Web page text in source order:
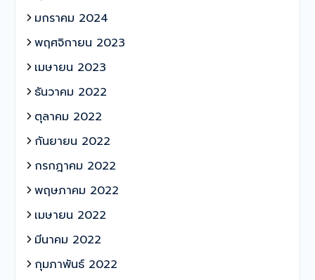
มกราคม 2024
พฤศจิกายน 2023
เมษายน 2023
ธันวาคม 2022
ตุลาคม 2022
กันยายน 2022
กรกฎาคม 2022
พฤษภาคม 2022
เมษายน 2022
มีนาคม 2022
กุมภาพันธ์ 2022